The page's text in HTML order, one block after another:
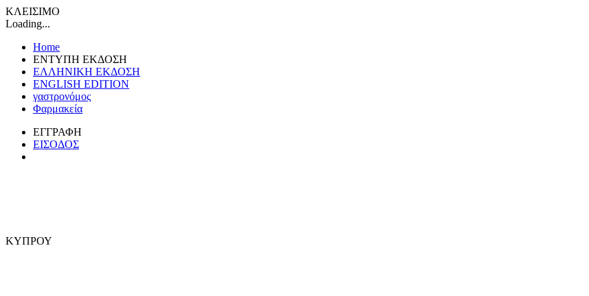
ΚΛΕΙΣΙΜΟ
Loading...
Home
ΕΝΤΥΠΗ ΕΚΔΟΣΗ
ΕΛΛΗΝΙΚΗ ΕΚΔΟΣΗ
ENGLISH EDITION
γαστρονόμος
Φαρμακεία
ΕΓΓΡΑΦΗ
ΕΙΣΟΔΟΣ
ΚΥΠΡΟΥ